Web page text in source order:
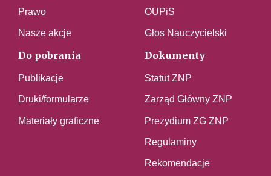
Prawo
Nasze akcje
OUPiS
Głos Nauczycielski
Do pobrania
Publikacje
Druki/formularze
Materiały graficzne
Dokumenty
Statut ZNP
Zarząd Główny ZNP
Prezydium ZG ZNP
Regulaminy
Rekomendacje